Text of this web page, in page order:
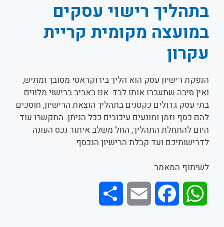
בתהליך רישוי עסקים
במועצה מקומית קריית
עקרון
הנפקת רישיון עסק הוא הליך בירוקראטי מסובך ומתיש,
ואין סיבה שתעברו אותו לבד. אנו באביב ברישוי מלווים
בתי עסק גדולים כקטנים בתהליך הוצאת הרישיון, חוסכים
להם כסף וזמן ומונעים עיכובים ככל הניתן. התקשרו עוד
היום להתחלת התהליך, החל משלב איתור נכס העונה
לדרישותיכם ועד קבלת הרישיון הנכסף.
לשיתוף המאמר